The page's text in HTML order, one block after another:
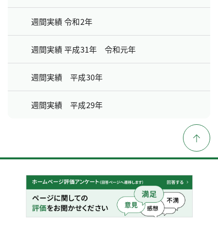
週間実績 令和2年
週間実績 平成31年 令和元年
週間実績 平成30年
週間実績 平成29年